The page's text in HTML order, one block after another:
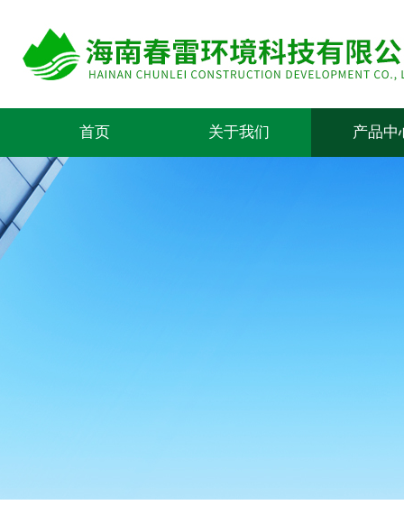
首页 关于我们 产品中